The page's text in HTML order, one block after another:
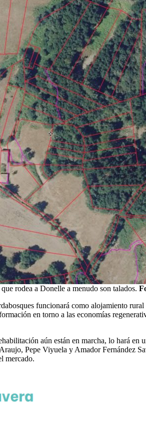
rodea a Donelle a menudo son talados.
funcionará como alojamiento
en torno a las economías
aún están en marcha, lo hará en
Pepe Viyuela y Amador Fernández
mercado.